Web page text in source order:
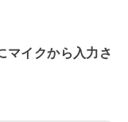
マイクから入力さ